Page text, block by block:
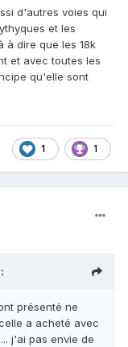
d'autres voies qui
et les
à dire que les 18k
et avec toutes les
qu'elle sont
1 1
présenté ne
a acheté avec
j'ai pas envie de